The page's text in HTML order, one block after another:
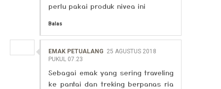
perlu pakai produk nivea ini
Balas
EMAK PETUALANG 25 AGUSTUS 2018
PUKUL 07.23
Sebagai emak yang sering traveling
ke pantai dan treking berpanas ria